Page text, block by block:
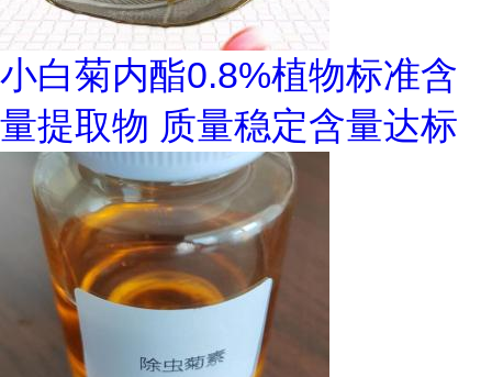
小白菊内酯0.8%植物标准含
量提取物 质量稳定含量达标